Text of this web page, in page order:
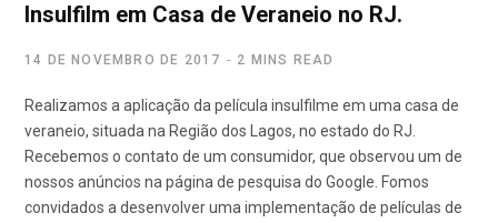
Insulfilm em Casa de Veraneio no RJ.
14 DE NOVEMBRO DE 2017 2 MINS READ
Realizamos a aplicação da película insulfilme em uma casa de
veraneio, situada na Região dos Lagos, no estado do RJ.
Recebemos o contato de um consumidor, que observou um de
nossos anúncios na página de pesquisa do Google. Fomos
convidados a desenvolver uma implementação de películas de